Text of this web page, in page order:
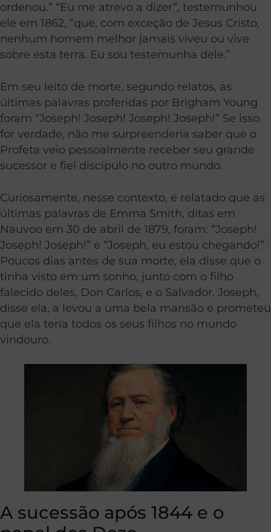
ordenou.” “Eu me atrevo a dizer”, testemunhou
ele em 1862, “que, com exceção de Jesus Cristo,
nenhum homem melhor jamais viveu ou vive
sobre esta terra. Eu sou testemunha dele.”
Em seu leito de morte, segundo relatos, as
últimas palavras proferidas por Brigham Young
foram “Joseph! Joseph! Joseph! Joseph!” Se isso
for verdade, não me surpreenderia saber que o
Profeta veio pessoalmente receber seu grande
sucessor e fiel discípulo no outro mundo.
Curiosamente, nesse contexto, é relatado que as
últimas palavras de Emma Smith, ditas em
Nauvoo em 30 de abril de 1879, foram: “Joseph!
Joseph! Joseph!” e “Joseph, eu estou chegando!”
Poucos dias antes de sua morte, ela disse que o
tinha visto em um sonho, junto com o filho
falecido deles, Don Carlos, e o Salvador. Joseph,
disse ela, a levou a uma bela mansão e prometeu
que ela teria todos os seus filhos no mundo
vindouro.
A sucessão após 1844 e o